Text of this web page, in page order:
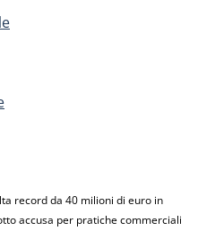
record da 40 milioni di euro in
accusa per pratiche commerciali